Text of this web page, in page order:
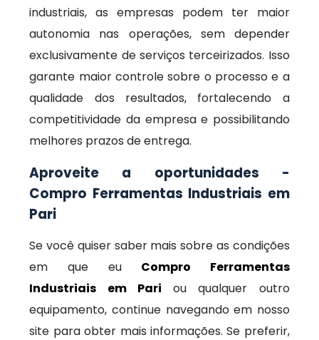
industriais, as empresas podem ter maior
autonomia nas operações, sem depender
exclusivamente de serviços terceirizados. Isso
garante maior controle sobre o processo e a
qualidade dos resultados, fortalecendo a
competitividade da empresa e possibilitando
melhores prazos de entrega.
Aproveite a oportunidades -
Compro Ferramentas Industriais em
Pari
Se você quiser saber mais sobre as condições
em que eu Compro Ferramentas
Industriais em Pari ou qualquer outro
equipamento, continue navegando em nosso
site para obter mais informações. Se preferir,